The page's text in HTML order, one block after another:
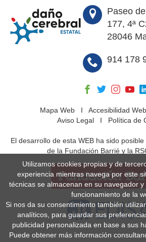
Paseo
177, 4ª
28046
914 178
Mapa WebI Accesibilidad Web
Aviso Legal I Política de
El desarrollo de esta WEB ha sido
de la Fundación Barrié y la
Utilizamos cookies propias y de
experiencia mientras navega por este
técnicas se almacenan en su navegador
funcionamiento de la
Si nos da su consentimiento también
analíticos, para guardar sus
publicidad personalizada en base a sus
Puede obtener más información